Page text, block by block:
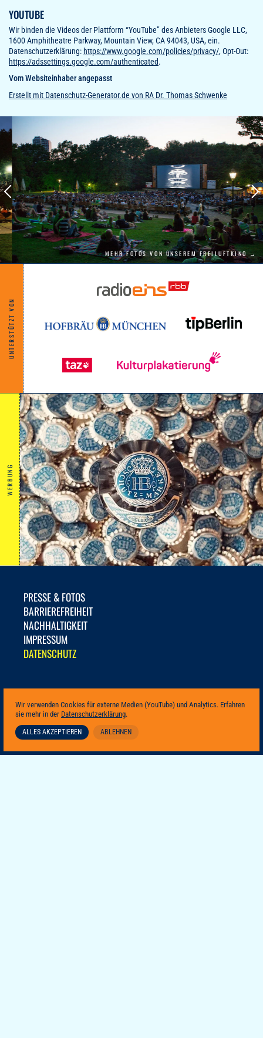
YOUTUBE
Wir binden die Videos der Plattform “YouTube” des Anbieters Google LLC,
1600 Amphitheatre Parkway, Mountain View, CA 94043, USA, ein.
Datenschutzerklärung: https://www.google.com/policies/privacy/, Opt-Out:
https://adssettings.google.com/authenticated.
Vom Websiteinhaber angepasst
Erstellt mit Datenschutz-Generator.de von RA Dr. Thomas Schwenke
MEHR FOTOS VON UNSEREM FREILUFTKINO →
UNTERSTÜTZT VON
WERBUNG
PRESSE & FOTOS
BARRIEREFREIHEIT
NACHHALTIGKEIT
IMPRESSUM
DATENSCHUTZ
Wir verwenden Cookies für externe Medien (YouTube) und Analytics. Erfahren
sie mehr in der Datenschutzerklärung.
ALLES AKZEPTIEREN ABLEHNEN